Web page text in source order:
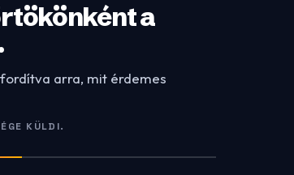
a
arra, mit érdemes
KÜLDI.